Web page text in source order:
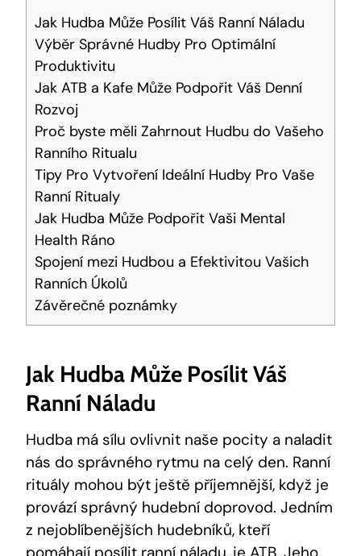
Jak Hudba Může Posílit Váš Ranní Náladu
Výběr Správné Hudby Pro Optimální
Produktivitu
Jak ATB a Kafe Může Podpořit Váš Denní
Rozvoj
Proč byste měli Zahrnout Hudbu do Vašeho
Ranního Ritualu
Tipy Pro Vytvoření Ideální Hudby Pro Vaše
Ranní Ritualy
Jak Hudba Může Podpořit Vaši Mental
Health Ráno
Spojení mezi Hudbou a Efektivitou Vašich
Ranních Úkolů
Závěrečné poznámky
Jak Hudba Může Posílit Váš
Ranní Náladu
Hudba má sílu ovlivnit naše pocity a naladit
nás do správného rytmu na celý den. Ranní
rituály mohou být ještě příjemnější, když je
provází správný hudební doprovod. Jedním
z nejoblíbenějších hudebníků, kteří